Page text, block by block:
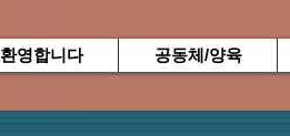
환영합니다 공동체/양육